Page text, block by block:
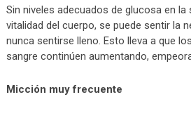
Sin niveles adecuados de glucosa en la
vitalidad del cuerpo, se puede sentir la
nunca sentirse lleno. Esto lleva a que
sangre continúen aumentando,
Micción muy frecuente